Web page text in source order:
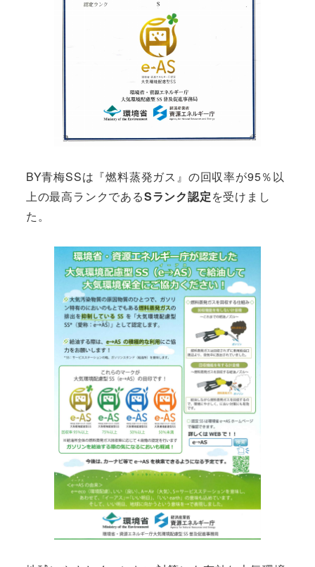
BY青梅SSは『燃料蒸発ガス』の回収率が95％以
上の最高ランクであるSランク認定を受けまし
た。